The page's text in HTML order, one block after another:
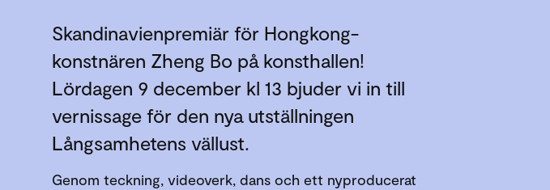
Skandinavienpremiär för Hongkong-
konstnären Zheng Bo på konsthallen!
Lördagen 9 december kl 13 bjuder vi in till
vernissage för den nya utställningen
Långsamhetens vällust.
Genom teckning, videoverk, dans och ett nyproducerat